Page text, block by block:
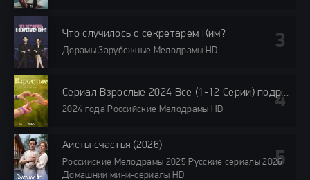
Что случилось с секретарем Ким?
Дорамы Зарубежные Мелодрамы HD
Сериал Взрослые 2024 Все (1-12 Серии) подряд Россия
2024 года Российские Мелодрамы HD
Аисты счастья (2026)
Российские Мелодрамы 2025 Русские сериалы 2026
Домашний мини-сериалы HD